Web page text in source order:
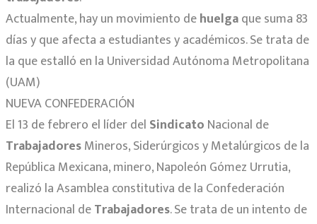
Actualmente, hay un movimiento dehuelgaque suma 83
días y que afecta a estudiantes y académicos. Se trata de
la que estalló en la Universidad Autónoma Metropolitana
(UAM)
NUEVA CONFEDERACIÓN
El 13 de febrero el líder del Sindicato Nacional de
TrabajadoresMineros, Siderúrgicos y Metalúrgicos de la
República Mexicana, minero, Napoleón Gómez Urrutia,
realizó la Asamblea constitutiva de la Confederación
Internacional deTrabajadores. Se trata de un intento de